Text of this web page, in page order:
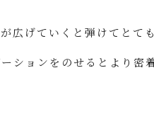
広げていくと弾けてとて
ションをのせるとより密